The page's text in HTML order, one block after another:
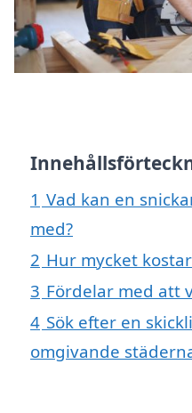
1 Vad kan en
med?
2 Hur mycket
3 Fördelar med att
4 Sök efter en
omgivande